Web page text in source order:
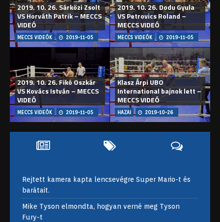
2019. 10. 26. Sárközi Zsolt
VS Horváth Patrik – MECCS
VIDEÓ
MECCS VIDEÓK 2019-11-05
2019. 10. 26. Dodu Gyula
VS Petrovics Roland –
MECCS VIDEÓ
MECCS VIDEÓK 2019-11-05
2019. 10. 26. Fikó Oszkár
VS Kovács István – MECCS
VIDEÓ
MECCS VIDEÓK 2019-11-05
Klasz Árpi UBO
International bajnok lett –
MECCS VIDEÓ
HAZAI 2019-10-26
Rejtett kamera kapta lencsevégre Super Mario-t és
barátait.
Mike Tyson elmondta, hogyan verné meg Tyson
Fury-t